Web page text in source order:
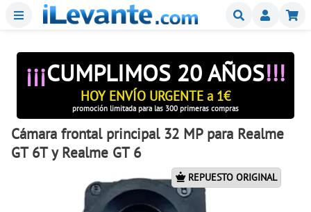
Menu Buscar
¡¡¡CUMPLIMOS 20 AÑOS!!!
HOY ENVÍO URGENTE a 1€
promoción limitada para las 300 primeras compras
Cámara frontal principal 32 MP para Realme
GT 6T y Realme GT 6
REPUESTO ORIGINAL